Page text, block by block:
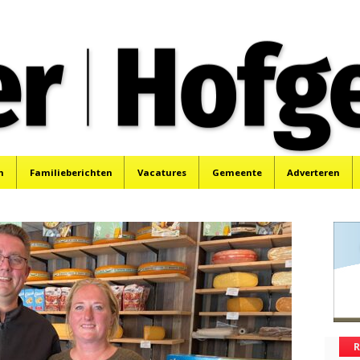
Familieberichten Vacatures Gemeente Adverteren